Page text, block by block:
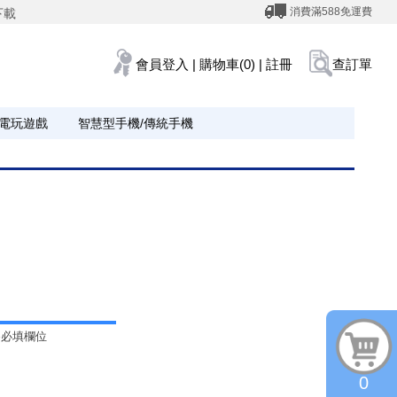
載 消費滿588免運費
會員登入 | 購物車(0) | 註冊 查訂單
玩遊戲 智慧型手機/傳統手機
填欄位
0